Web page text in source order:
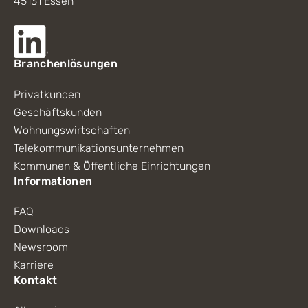
Branchenlösungen
Privatkunden
Geschäftskunden
Wohnungswirtschaften
Telekommunikationsunternehmen
Kommunen & Öffentliche Einrichtungen
Informationen
FAQ
Downloads
Newsroom
Karriere
Kontakt